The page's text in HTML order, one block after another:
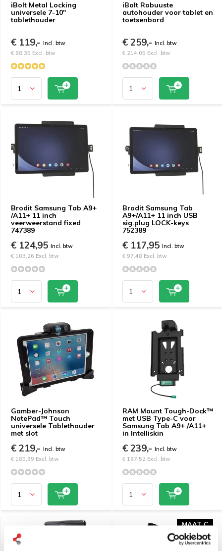
iBolt Metal Locking
universele 7-10"
tablethouder
€ 119,- Incl. btw
€ 98,35 Excl. btw
iBolt Robuuste
autohouder voor tablet en
toetsenbord
€ 259,- Incl. btw
€ 214,05 Excl. btw
Brodit Samsung Tab A9+
/A11+ 11 inch
veerweerstand fixed
747389
€ 124,95 Incl. btw
€ 103,26 Excl. btw
Brodit Samsung Tab
A9+/A11+ 11 inch USB
sig.plug LOCK-keys
752389
€ 117,95 Incl. btw
€ 97,48 Excl. btw
Gamber-Johnson
NotePad™ Touch
universele Tablethouder
met slot
€ 219,- Incl. btw
€ 180,99 Excl. btw
RAM Mount Tough-Dock™
met USB Type-C voor
Samsung Tab A9+ /A11+
in Intelliskin
€ 239,- Incl. btw
€ 197,52 Excl. btw
MAAT C
MAAT C